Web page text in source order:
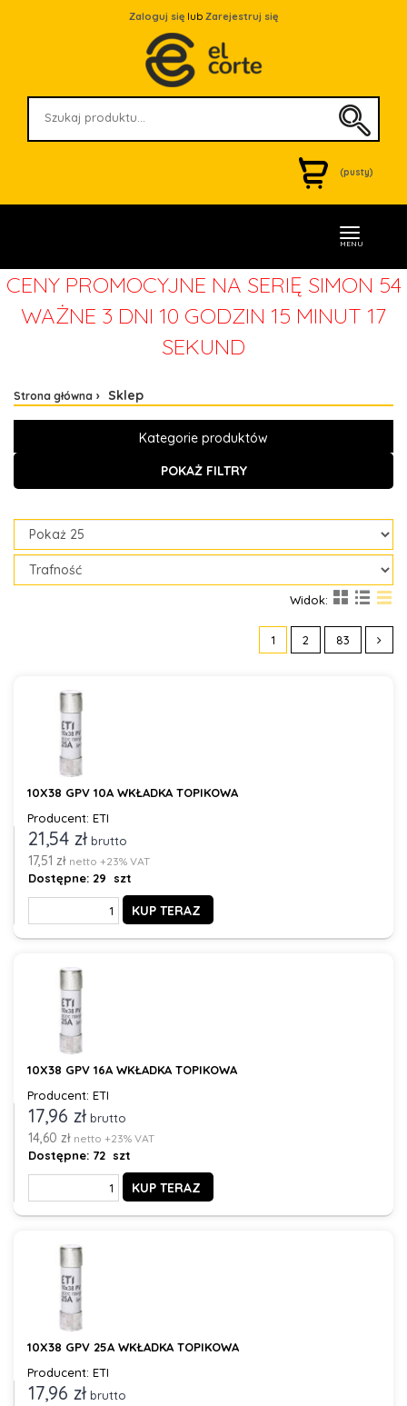
Zaloguj się lub Zarejestruj się
(pusty)
MENU
CENY PROMOCYJNE NA SERIĘ SIMON 54
WAŻNE 3 DNI 10 GODZIN 15 MINUT 16
SEKUND
Strona główna Sklep
Kategorie produktów
POKAŻ FILTRY
Widok:
1 2 83
10X38 GPV 10A WKŁADKA TOPIKOWA
Producent: ETI
21,54 zł brutto
17,51 zł netto +23% VAT
Dostępne: 29 szt
KUP TERAZ
10X38 GPV 16A WKŁADKA TOPIKOWA
Producent: ETI
17,96 zł brutto
14,60 zł netto +23% VAT
Dostępne: 72 szt
KUP TERAZ
10X38 GPV 25A WKŁADKA TOPIKOWA
Producent: ETI
17,96 zł brutto